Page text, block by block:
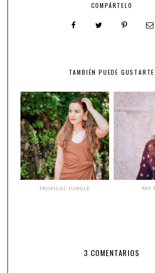
COMPÁRTELO
TAMBIÉN PUEDE GUSTARTE
TROPICAL JUNGLE MY
3 COMENTARIOS